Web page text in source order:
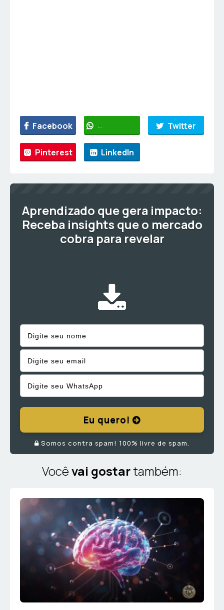
Facebook WhatsApp Twitter
Pinterest LinkedIn
Aprendizado que gera impacto:
Receba insights que o mercado
cobra para revelar
Eu quero!
Somos contra spam! 100% livre de spam.
Vocêvai gostartambém: